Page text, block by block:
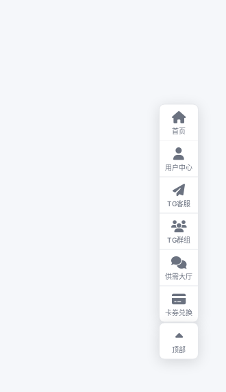
首页
用户中心
TG客服
TG群组
供需大厅
卡券兑换
顶部